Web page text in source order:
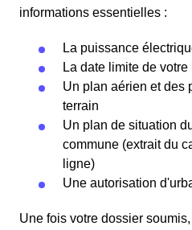
informations essentielles :
La puissance
La date limite de
Un plan aérien et des
terrain
Un plan de situation
commune (extrait du
ligne)
Une autorisation
Une fois votre dossier